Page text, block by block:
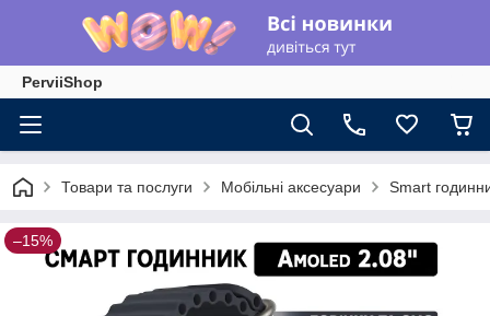
PerviiShop
Товари та послуги Мобільні аксесуари Smart
–15%